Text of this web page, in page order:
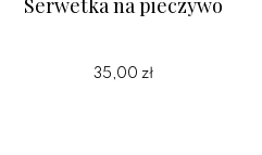
Serwetka na pieczywo
35,00 zł